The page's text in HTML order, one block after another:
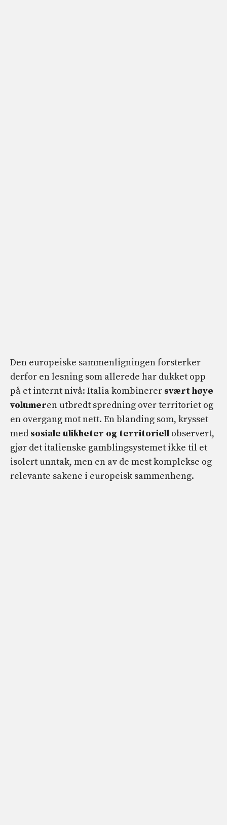
Den europeiske sammenligningen forsterker
derfor en lesning som allerede har dukket opp
på et internt nivå: Italia kombinerer svært høye
volumeren utbredt spredning over territoriet og
en overgang mot nett. En blanding som, krysset
med sosiale ulikheter og territoriell observert,
gjør det italienske gamblingsystemet ikke til et
isolert unntak, men en av de mest komplekse og
relevante sakene i europeisk sammenheng.